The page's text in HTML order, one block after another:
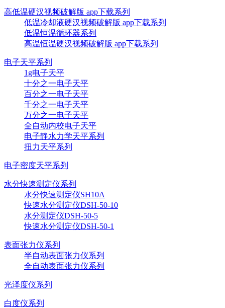
高低温硬汉视频破解版 app下载系列
低温冷却液硬汉视频破解版 app下载系列
低温恒温循环器系列
高温恒温硬汉视频破解版 app下载系列
电子天平系列
1g电子天平
十分之一电子天平
百分之一电子天平
千分之一电子天平
万分之一电子天平
全自动内校电子天平
电子静水力学天平系列
扭力天平系列
电子密度天平系列
水分快速测定仪系列
水分快速测定仪SH10A
快速水分测定仪DSH-50-10
水分测定仪DSH-50-5
快速水分测定仪DSH-50-1
表面张力仪系列
半自动表面张力仪系列
全自动表面张力仪系列
光泽度仪系列
白度仪系列